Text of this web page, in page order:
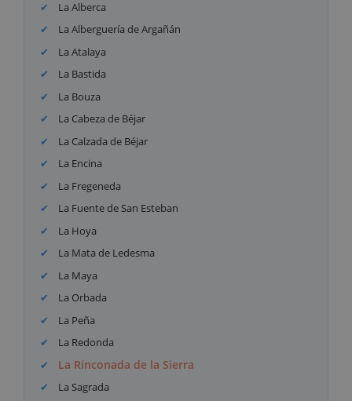
La Alberca
La Alberguería de Argañán
La Atalaya
La Bastida
La Bouza
La Cabeza de Béjar
La Calzada de Béjar
La Encina
La Fregeneda
La Fuente de San Esteban
La Hoya
La Mata de Ledesma
La Maya
La Orbada
La Peña
La Redonda
La Rinconada de la Sierra
La Sagrada